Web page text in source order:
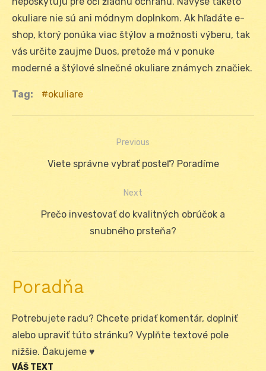
okuliare nie sú ani módnym doplnkom. Ak hľadáte e-
shop, ktorý ponúka viac štýlov a možnosti výberu, tak
vás určite zaujme Duos, pretože má v ponuke
moderné a štýlové slnečné okuliare známych značiek.
Tag: okuliare
Navigácia
Previous
Previous
Viete správne vybrať posteľ? Poradíme
Next
Prečo investovať do kvalitných obrúčok a
snubného prsteňa?
Poradňa
Potrebujete radu? Chcete pridať komentár, doplniť
alebo upraviť túto stránku? Vyplňte textové pole
nižšie. Ďakujeme ♥
VÁŠ TEXT